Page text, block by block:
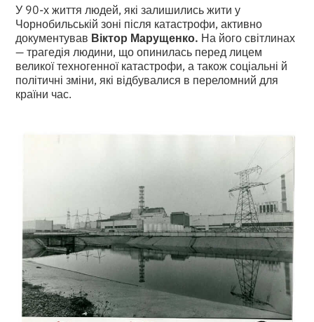
У 90-х життя людей, які залишились жити у
Чорнобильській зоні після катастрофи, активно
документував Віктор Марущенко. На його світлинах
—трагедія людини, що опинилась перед лицем
великої техногенної катастрофи, а також соціальні й
політичні зміни, які відбувалися в переломний для
країни час.